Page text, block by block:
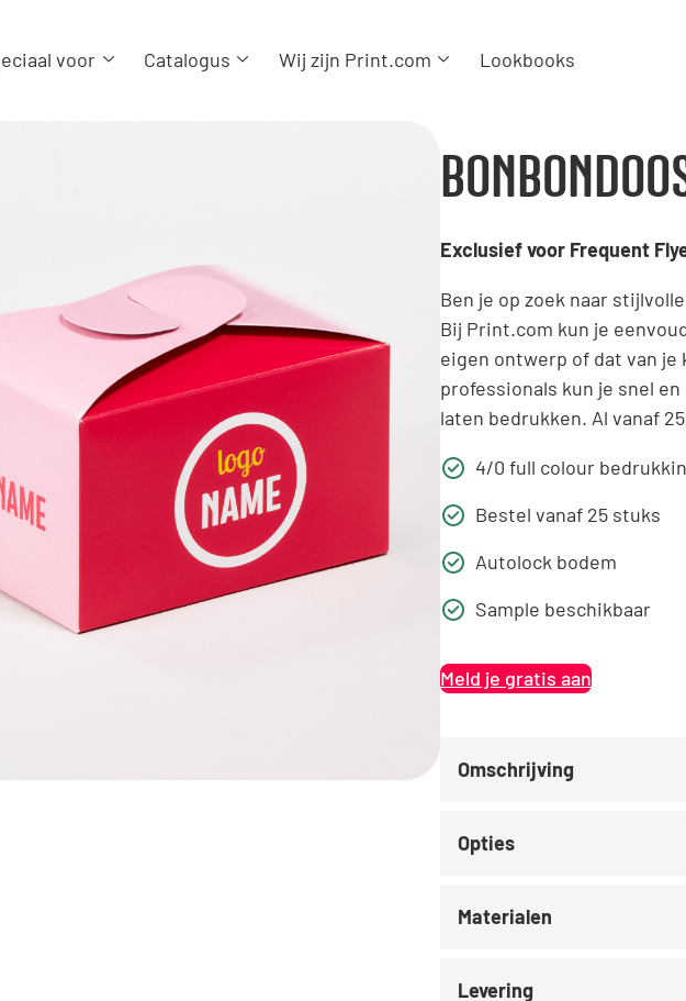
voor Catalogus Wij zijn Print.com Lookbooks
Exclusief voor Frequent
Ben je op zoek naar
Bij Print.com kun je
eigen ontwerp of dat van
professionals kun je snel
laten bedrukken. Al vanaf
4/0 full colour
Bestel vanaf 25 stuks
Autolock bodem
Sample beschikbaar
Meld je gratis aan
Omschrijving
Opties
Materialen
Levering